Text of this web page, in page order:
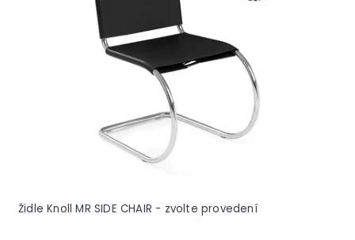
Židle Knoll MR SIDE CHAIR - zvolte provedení